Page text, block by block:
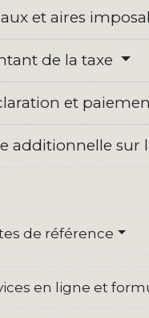
et aires
de la taxe
et
additionnelle sur
de référence
en ligne et